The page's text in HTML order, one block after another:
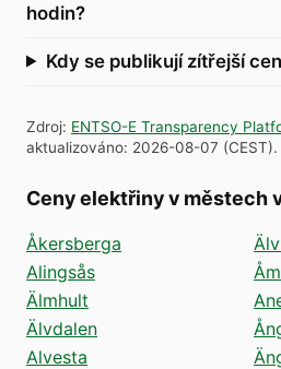
hodin?
Kdy se publikují zítřejší
Zdroj: ENTSO-E Transparency
aktualizováno: 2026-08-07 (CEST).
Ceny elektřiny v městech
Åkersberga
Alingsås
Älmhult
Älvdalen
Alvesta